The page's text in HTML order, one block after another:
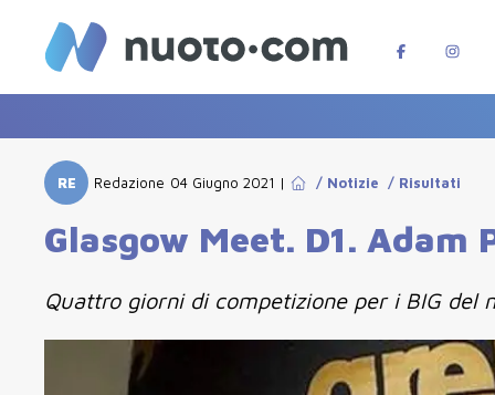
RE Redazione 04 Giugno 2021 | / Notizie / Risultati
Glasgow Meet. D1.
Quattro giorni di competizione per i BIG